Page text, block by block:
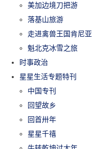
美加边境刀把游
落基山旅游
走进禽兽王国肯尼亚
魁北克冰雪之旅
时事政治
星星生活专题特刊
中国专刊
回望故乡
回首卅年
星星千禧